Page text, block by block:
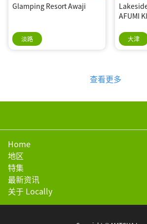
Glamping Resort Awaji
淡路
AFUMI
大津
查看更多
Home
地区
特集
最新资讯
关于 Locally